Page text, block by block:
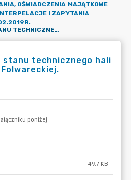
OŚWIADCZENIA MAJĄTKOWE
I ZAPYTANIA
INTERP. W SPRAWIE STANU TECHNICZNEGO HALI TARGOWEJ PRZY UL. FOLWARECKIEJ.
stanu technicznego hali
49.7 KB